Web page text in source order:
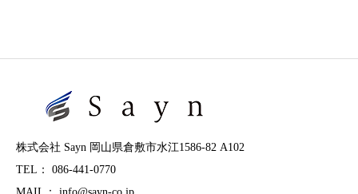
株式会社 Sayn 岡山県倉敷市水江1586-82 A102
TEL： 086-441-0770